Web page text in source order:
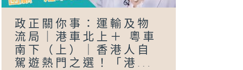
政正關你事：運輸及物
流局｜港車北上＋ 粵車
南下（上）｜香港人自
駕遊熱門之選！「港...